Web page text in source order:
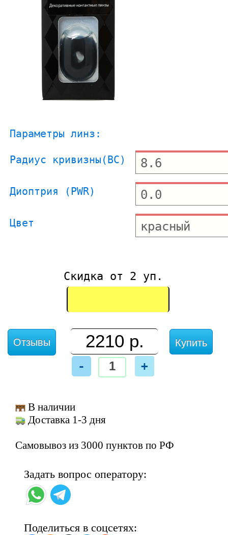
Параметры линз:
Радиус кривизны(BC)
Диоптрия (PWR)
Цвет
Скидка от 2 уп.
Отзывы
- +
Купить
В наличии
Доставка 1-3 дня
Самовывоз из 3000 пунктов по РФ
Задать вопрос оператору:
Поделиться в соцсетях: